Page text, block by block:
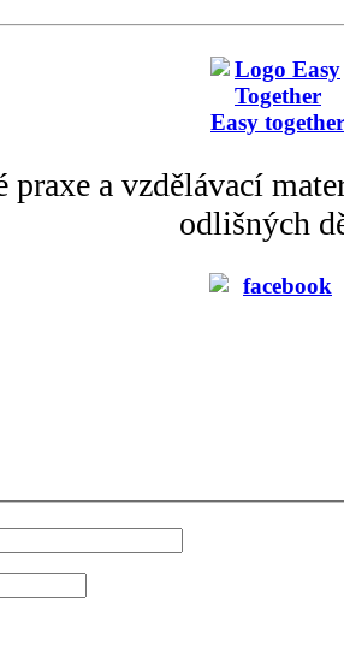
Easy together
praxe a vzdělávací
odlišných